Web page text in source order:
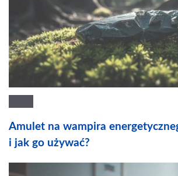
Amulet na wampira
i jak go używać?